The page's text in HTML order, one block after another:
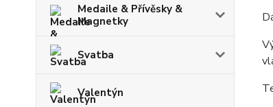
Medaile & Přívěsky &
Magnetky
Svatba
Valentýn